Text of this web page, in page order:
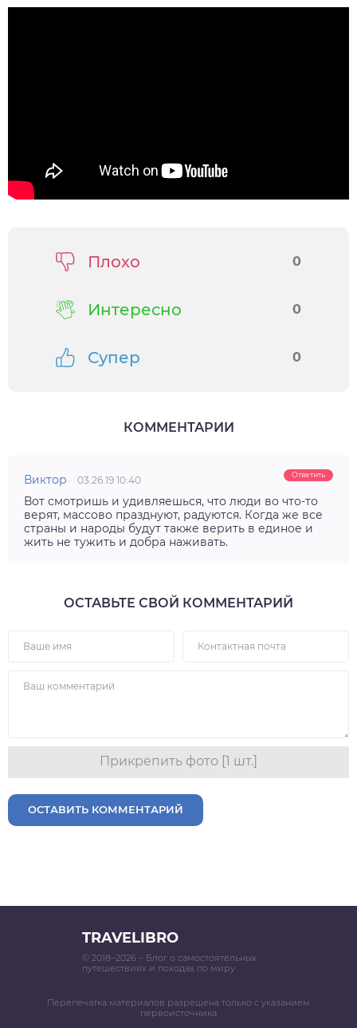
Плохо 0
Интересно 0
Супер 0
КОММЕНТАРИИ
Виктор 03.26.19 10:40 Ответить
Вот смотришь и удивляешься, что люди во что-то
верят, массово празднуют, радуются. Когда же все
страны и народы будут также верить в единое и
жить не тужить и добра наживать.
ОСТАВЬТЕ СВОЙ КОММЕНТАРИЙ
Прикрепить фото [1 шт.]
ОСТАВИТЬ КОММЕНТАРИЙ
TRAVELIBRO
© 2018–2026 – Блог о самостоятельных
путешествиях и походах по миру
Перепечатка материалов разрешена только с указанием
первоисточника